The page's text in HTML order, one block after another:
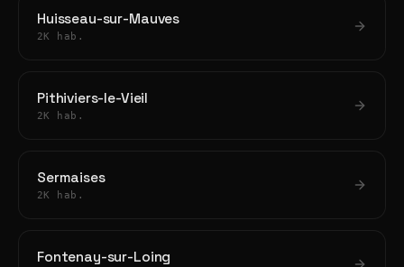
Huisseau-sur-Mauves
2K hab.
Pithiviers-le-Vieil
2K hab.
Sermaises
2K hab.
Fontenay-sur-Loing